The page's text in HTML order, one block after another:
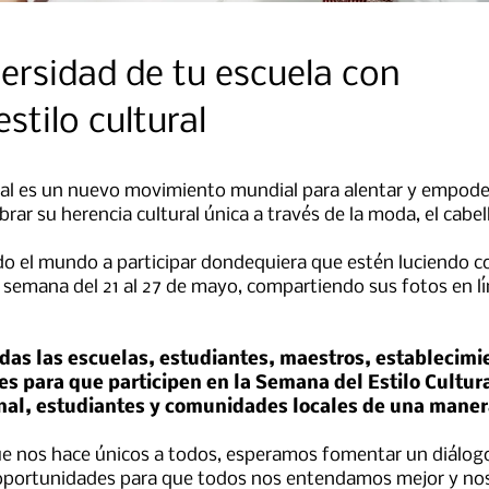
de tu escuela con
cultural
es un nuevo movimiento mundial para alentar y
su herencia cultural única a través de la moda, el
el mundo a participar dondequiera que estén luciendo
del 21 al 27 de mayo, compartiendo sus fotos en
las escuelas, estudiantes, maestros,
para que participen en la Semana del Estilo
estudiantes y comunidades locales de una
nos hace únicos a todos, esperamos fomentar un
para que todos nos entendamos mejor y